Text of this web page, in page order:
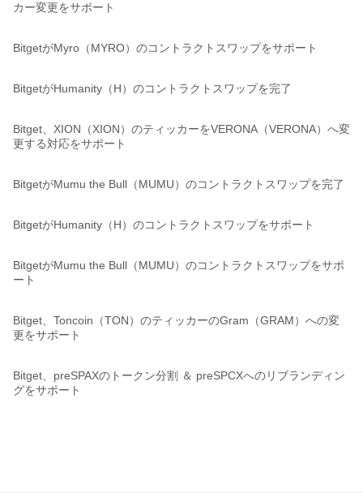
カー変更をサポート
BitgetがMyro（MYRO）のコントラクトスワップをサポート
BitgetがHumanity（H）のコントラクトスワップを完了
Bitget、XION（XION）のティッカーをVERONA（VERONA）へ変
更する対応をサポート
BitgetがMumu the Bull（MUMU）のコントラクトスワップを完了
BitgetがHumanity（H）のコントラクトスワップをサポート
BitgetがMumu the Bull（MUMU）のコントラクトスワップをサポ
ート
Bitget、Toncoin（TON）のティッカーのGram（GRAM）への変
更をサポート
Bitget、preSPAXのトークン分割 ＆ preSPCXへのリブランディン
グをサポート